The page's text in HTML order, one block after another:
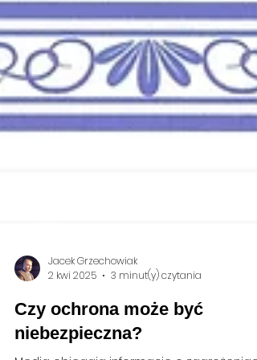
Jacek Grzechowiak
2 kwi 2025
3 minut(y) czytania